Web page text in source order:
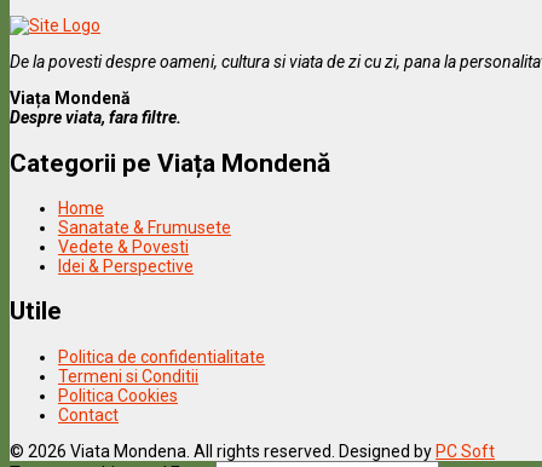
De la povesti despre oameni, cultura si viata de zi cu zi, pana la
Viața Mondenă
Despre viata, fara filtre.
Categorii pe Viața Mondenă
Home
Sanatate & Frumusete
Vedete & Povesti
Idei & Perspective
Utile
Politica de confidentialitate
Termeni si Conditii
Politica Cookies
Contact
© 2026 Viata Mondena. All rights reserved. Designed by PC Soft